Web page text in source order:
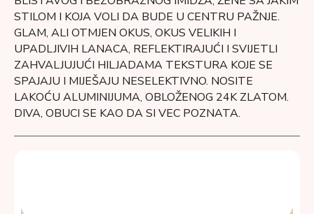
STILOM I KOJA VOLI DA BUDE U CENTRU PAŽNJE.
GLAM, ALI OTMJEN OKUS, OKUS VELIKIH I
UPADLJIVIH LANACA, REFLEKTIRAJUĆI I SVIJETLI
ZAHVALJUJUĆI HILJADAMA TEKSTURA KOJE SE
SPAJAJU I MIJEŠAJU NESELEKTIVNO. NOSITE
LAKOĆU ALUMINIJUMA, OBLOŽENOG 24K ZLATOM.
DIVA, OBUCI SE KAO DA SI VEC POZNATA.